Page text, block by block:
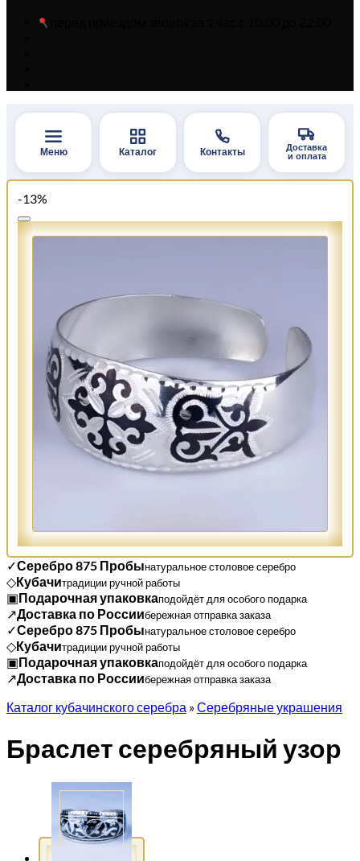
Меню Каталог Контакты
Доставка
и оплата
-13%
✓Серебро 875 Пробынатуральное столовое серебро
◇Кубачитрадиции ручной работы
▣Подарочная упаковкаподойдёт для особого подарка
↗Доставка по Россиибережная отправка заказа
✓Серебро 875 Пробынатуральное столовое серебро
◇Кубачитрадиции ручной работы
▣Подарочная упаковкаподойдёт для особого подарка
↗Доставка по Россиибережная отправка заказа
Каталог кубачинского серебра »Серебряные украшения
Браслет серебряный узор